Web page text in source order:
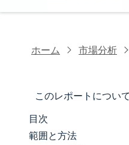
ホーム 市場分析
このレポートについて
市場規模とシェア
目次
範囲と方法